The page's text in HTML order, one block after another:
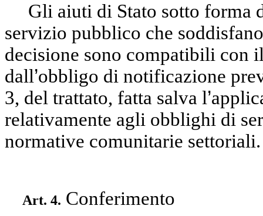
Gli aiuti di Stato sotto forma
servizio pubblico che
decisione sono compatibili con
dall’obbligo di notificazione
3, del trattato, fatta salva l’
relativamente agli obblighi di
normative comunitarie settoriali.
Art. 4. Conferimento